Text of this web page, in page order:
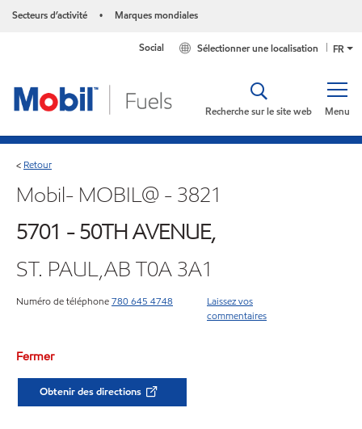
Secteurs d’activité • Marques mondiales
FR
Sélectionner une localisation
Social
Menu
Recherche sur le site web
< Retour
Mobil- MOBIL@ - 3821
5701 - 50TH AVENUE,
ST. PAUL,AB T0A 3A1
Numéro de téléphone780 645 4748
Laissez vos
commentaires
Fermer
Obtenir des directions